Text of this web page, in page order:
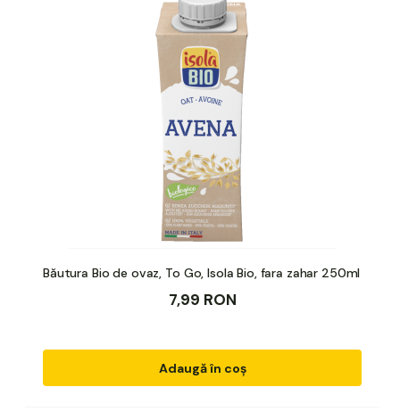
Băutura Bio de ovaz, To Go, Isola Bio, fara zahar 250ml
7,99 RON
Adaugă în coș